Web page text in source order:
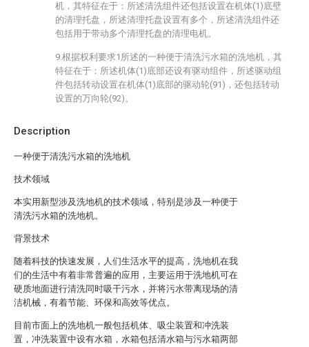
Description
一种便于清洗污水箱的洗地机
技术领域
本实用新型涉及洗地机的技术领域，特别是涉及一种便于
清洗污水箱的洗地机。
背景技术
随着科技的快速发展，人们生活水平的提高，洗地机在我
们的生活中有着非常普遍的应用，主要运用于洗地机可在
硬质地面进行清洗同时吸干污水，并将污水带离现场的清
洁机械，有着节能、环保和高效等优点。
目前市面上的洗地机一般包括机体、吸尘装置和冲洗装
置，冲洗装置中设有水箱，水箱包括清水箱与污水箱两部
机，其特征在于：所述清洗组件还包括设置在机体(1)底壁
的清理托盘，所述清理托盘设置有多个，所述清洗组件还
包括用于带动多个清理托盘的清理电机。
9.根据权利要求1所述的一种便于清洗污水箱的洗地机，其
特征在于：所述机体(1)底部还设有驱动组件，所述驱动组
件包括转动设置在机体(1)底部的驱动轮(91)，还包括转动
设置的万向轮(92)。